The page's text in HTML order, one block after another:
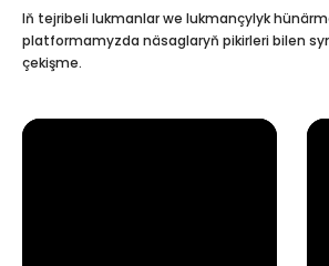
Iň tejribeli lukmanlar we lukmançylyk
platformamyzda näsaglaryň pikirleri bilen
çekişme.